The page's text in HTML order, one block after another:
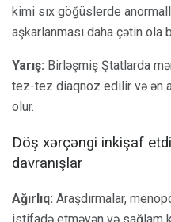
kimi sıx göğüslerde
aşkarlanması daha çətin ola
Yarış: Birləşmiş Ştatlarda
tez-tez diaqnoz edilir və ən
olur.
Döş xərçəngi inkişaf
davranışlar
Ağırlıq: Araşdırmalar,